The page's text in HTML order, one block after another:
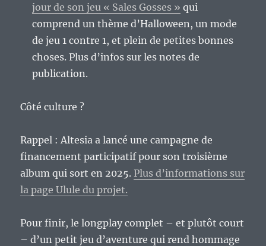
jour de son jeu « Sales Gosses » qui
comprend un thème d’Halloween, un mode
de jeu 1 contre 1, et plein de petites bonnes
choses. Plus d’infos sur les notes de
publication.
Côté culture ?
Rappel : Altesia a lancé une campagne de
financement participatif pour son troisième
album qui sort en 2025. Plus d’informations sur
la page Ulule du projet.
Pour finir, le longplay complet – et plutôt court
– d’un petit jeu d’aventure qui rend hommage